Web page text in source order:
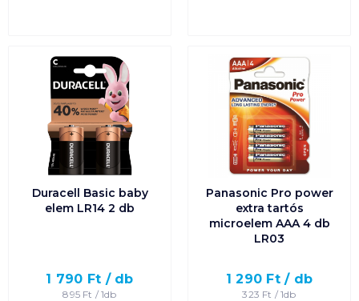
Duracell Basic baby
elem LR14 2 db
1 790 Ft / db
895Ft /1db
Panasonic Pro power
extra tartós
microelem AAA 4 db
LR03
1 290 Ft / db
323 Ft /1db